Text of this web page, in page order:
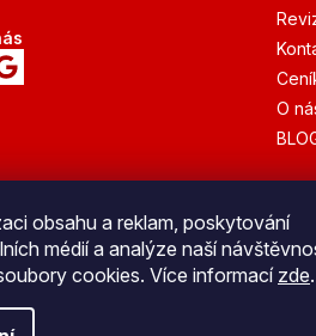
obsahu a reklam, poskytování
médií a analýze naší
cookies. Více informací zde.
O
Bezpečná platba